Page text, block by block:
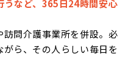
うなど、365日24時間安心
問介護事業所を併設。必
ら、その人らしい毎日を